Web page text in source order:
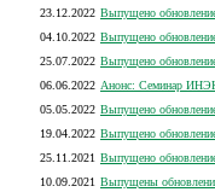
23.12.2022 Выпущено
04.10.2022 Выпущено
25.07.2022 Выпущено
06.06.2022 Анонс: Семинар
05.05.2022 Выпущено
19.04.2022 Выпущено
25.11.2021 Выпущено
10.09.2021 Выпущены